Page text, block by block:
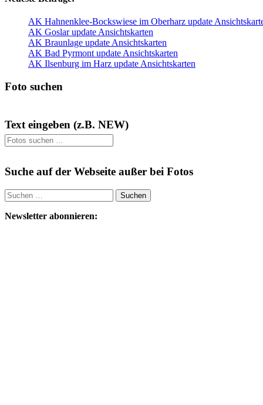
AK Hahnenklee-Bockswiese im Oberharz update
AK Goslar update Ansichtskarten
AK Braunlage update Ansichtskarten
AK Bad Pyrmont update Ansichtskarten
AK Ilsenburg im Harz update Ansichtskarten
Foto suchen
Text eingeben (z.B. NEW)
Suche auf der Webseite außer bei Fotos
Suchen
nach:
Newsletter abonnieren: